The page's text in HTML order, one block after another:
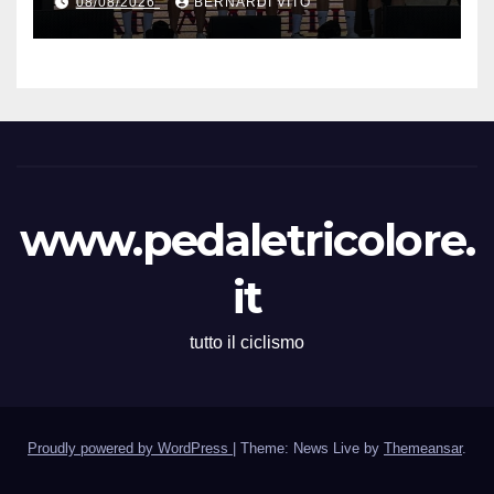
Premio Garfagnana –
Memorial Gino Bartali”
www.pedaletricolore.
it
tutto il ciclismo
Proudly powered by WordPress Theme: News Live by Themeansar.